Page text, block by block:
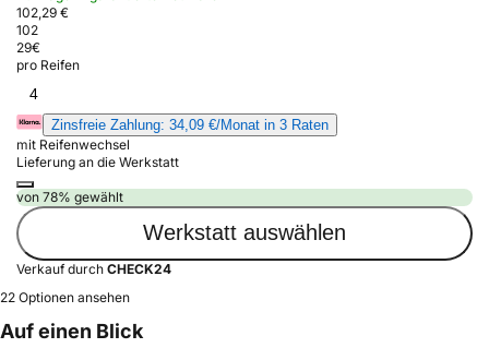
102,29 €
102
29€
pro Reifen
4
Zinsfreie Zahlung: 34,09 €/Monat in 3 Raten
mit Reifenwechsel
Lieferung an die Werkstatt
von 78% gewählt
Werkstatt auswählen
Verkauf durch CHECK24
22 Optionen ansehen
Auf einen Blick